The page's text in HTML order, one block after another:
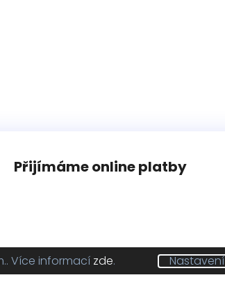
Více informací zde. Nastavení
Přijímáme online platby